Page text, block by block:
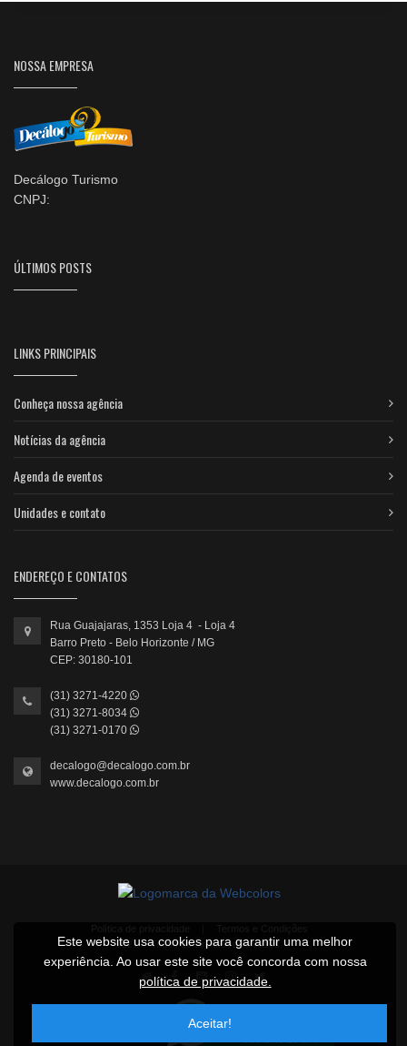
NOSSA EMPRESA
Decálogo Turismo
CNPJ:
ÚLTIMOS POSTS
LINKS PRINCIPAIS
Conheça nossa agência
Notícias da agência
Agenda de eventos
Unidades e contato
ENDEREÇO E CONTATOS
Rua Guajajaras, 1353 Loja 4 - Loja 4
Barro Preto - Belo Horizonte / MG
CEP: 30180-101
(31) 3271-4220
(31) 3271-8034
(31) 3271-0170
decalogo@decalogo.com.br
www.decalogo.com.br
2021 © Todos os direitos reservados.
Este website usa cookies para garantir uma melhor
experiência. Ao usar este site você concorda com nossa
política de privacidade.
Aceitar!